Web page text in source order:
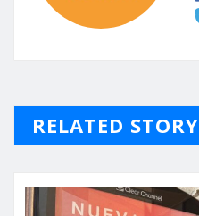
RELATED STORY